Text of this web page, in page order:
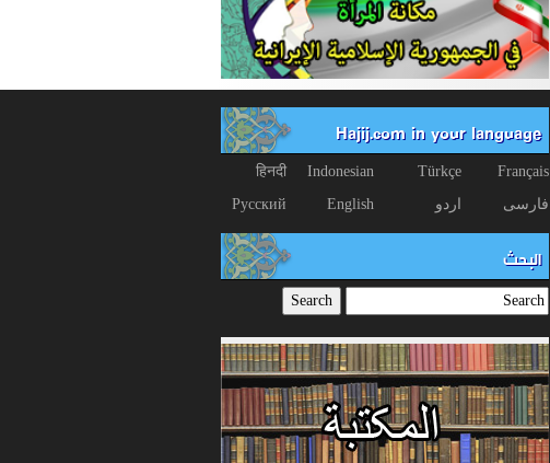
Hajij.com in your language
Français
Türkçe
Indonesian
हिनदी
فارسی
اردو English
Русский
البحث